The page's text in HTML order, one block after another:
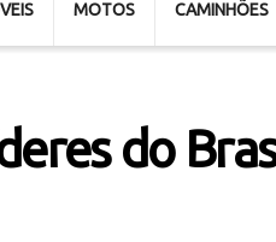
MOTOS CAMINHÕES
do